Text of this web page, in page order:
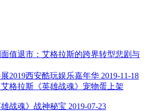
面值退市：艾格拉斯的跨界转型悲剧与
2019西安酷玩娱乐嘉年华 2019-11-18
格拉斯《英雄战魂》宠物蛋上架
战魂》战神秘宝 2019-07-23